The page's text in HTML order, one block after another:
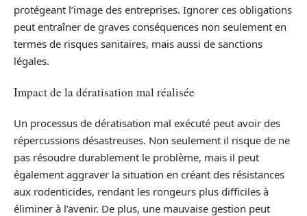
protégeant l’image des entreprises. Ignorer ces obligations
peut entraîner de graves conséquences non seulement en
termes de risques sanitaires, mais aussi de sanctions
légales.
Impact de la dératisation mal réalisée
Un processus de dératisation mal exécuté peut avoir des
répercussions désastreuses. Non seulement il risque de ne
pas résoudre durablement le problème, mais il peut
également aggraver la situation en créant des résistances
aux rodenticides, rendant les rongeurs plus difficiles à
éliminer à l’avenir. De plus, une mauvaise gestion peut